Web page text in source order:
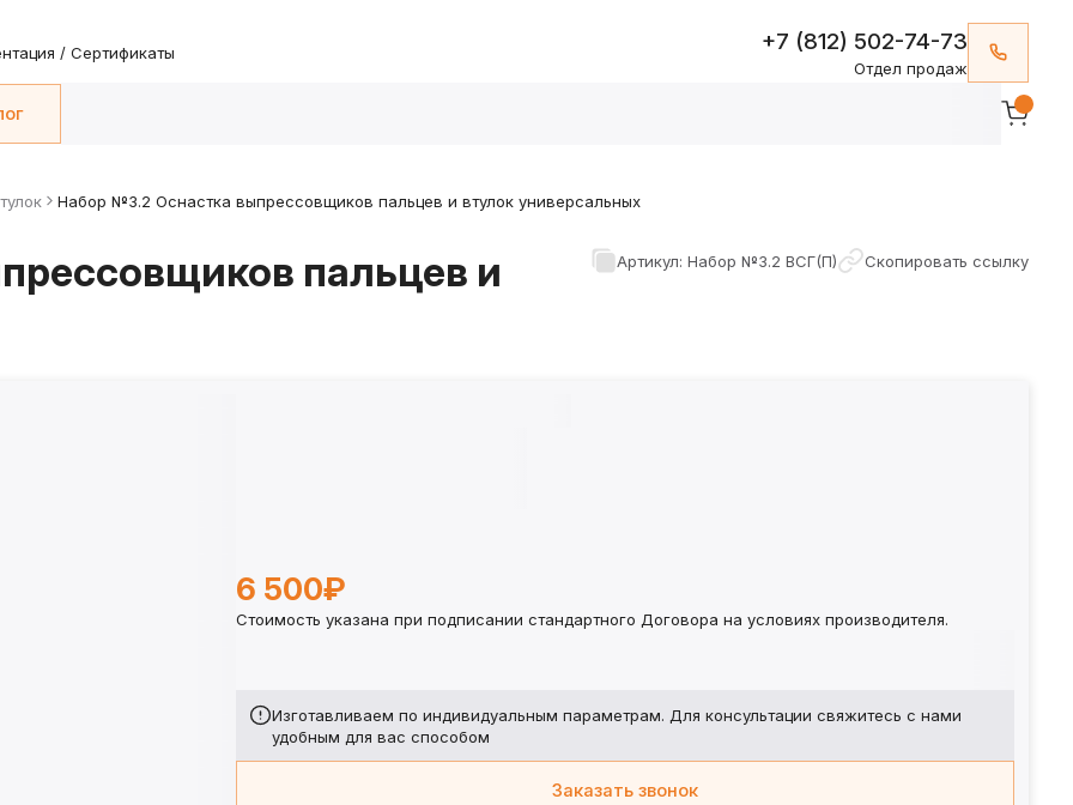
/ Сертификаты +7 (812) 502-74-73
Отдел продаж
Набор №3.2 Оснастка выпрессовщиков пальцев и втулок универсальных
пальцев и
Артикул: Набор №3.2 ВСГ(П) Скопировать ссылку
6 500₽
Стоимость указана при подписании стандартного Договора на условиях производителя.
Изготавливаем по индивидуальным параметрам. Для консультации свяжитесь с нами
удобным для вас способом
Заказать звонок